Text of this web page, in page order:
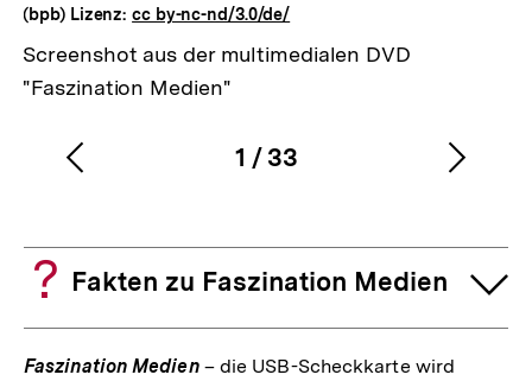
(bpb) Lizenz:cc by-nc-nd/3.0/de/
Screenshot aus der multimedialen DVD
"Faszination Medien"
Karussellinhalt
1
von
/ 33
Vorherigen
anzeigen
Fakten zu Faszination Medien
Faszination Medien– die USB-Scheckkarte wird